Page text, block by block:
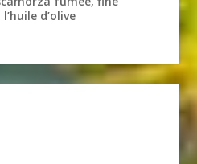
d’olive